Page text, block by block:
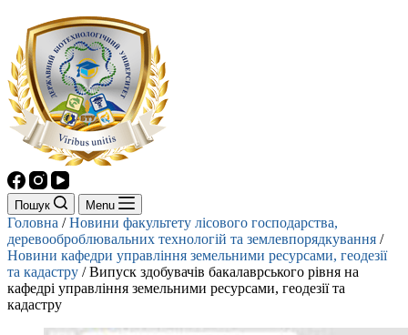
Пошук Menu
Головна /Новини факультету лісового господарства,
деревооброблювальних технологій та землевпорядкування /
Новини кафедри управління земельними ресурсами, геодезії
та кадастру /Випуск здобувачів бакалаврського рівня на
кафедрі управління земельними ресурсами, геодезії та
кадастру